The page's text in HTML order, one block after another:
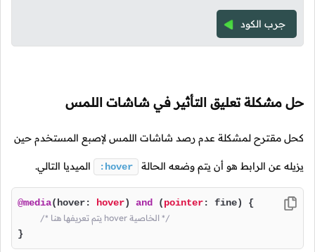
جرب الكود
حل مشكلة تعليق التأثير في شاشات اللمس
كحل مقترح لمشكلة عدم رصد شاشات اللمس لإصبع المستخدم حين
يزيله عن الرابط هو أن يتم وضعه الحالة :hover الميديا التالي.
@media(hover: hover) and (pointer: fine) {
/* يتم تعريفها هنا hover الخاصية */
}